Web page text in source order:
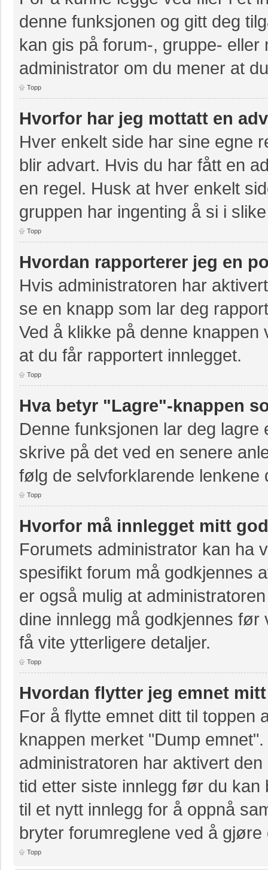
denne funksjonen og gitt deg
kan gis på forum-, gruppe-
administrator om du mener at
Topp
Hvorfor har jeg mottatt en
Hver enkelt side har sine egne
blir advart. Hvis du har fått en
en regel. Husk at hver enkelt
gruppen har ingenting å si i
Topp
Hvordan rapporterer jeg en
Hvis administratoren har
se en knapp som lar deg
Ved å klikke på denne
at du får rapportert innlegget.
Topp
Hva betyr "Lagre"-knappen
Denne funksjonen lar deg
skrive på det ved en senere
følg de selvforklarende lenkene
Topp
Hvorfor må innlegget mitt
Forumets administrator kan ha
spesifikt forum må godkjennes
er også mulig at
dine innlegg må godkjennes
få vite ytterligere detaljer.
Topp
Hvordan flytter jeg emnet
For å flytte emnet ditt til toppen
knappen merket "Dump
administratoren har aktivert
tid etter siste innlegg før du
til et nytt innlegg for å oppnå
bryter forumreglene ved å gjøre
Topp